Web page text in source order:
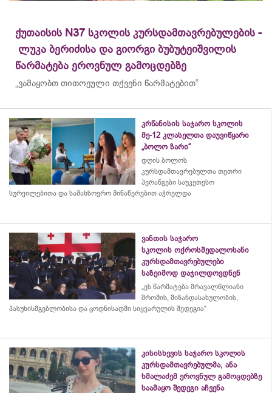
ქუთაისის N37 სკოლის კურსდამთავრებულების -
ლუკა ბერიძისა და გიორგი ბუბუტეიშვილის
წარმატება ეროვნულ გამოცდებზე
„ვამაყობთ თითოეული თქვენი წარმატებით“
კრწანისის საჯარო სკოლის
მე-12 კლასელთა დაუვიწყარი
„ბოლო ზარი“
დღის ბოლოს
კურსდამთავრებულთა თეთრი
პერანგები საუკეთესო
სურვილებითა და სამახსოვრო მინაწერებით აჭრელდა
ვანთის საჯარო
სკოლის ოქროსმედალოსანი
კურსდამთავრებულები
საზეიმოდ დაჯილდოვდნენ
„ეს წარმატება მრავალწლიანი
შრომის, მიზანდასახულობის,
პასუხისმგებლობისა და ცოდნისადმი სიყვარულის შედეგია“
კისისხევის საჯარო სკოლის
კურსდამთავრებულმა, ანა
ხმალაძემ ეროვნულ გამოცდებზე
საამაყო შედეგი აჩვენა